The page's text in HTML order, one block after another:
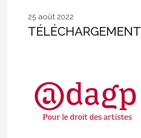
25 août 2022
TÉLÉCHARGEMENT